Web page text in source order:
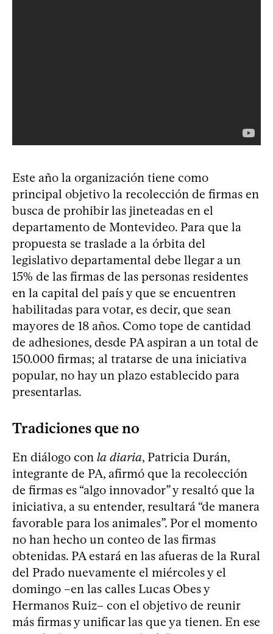
Este año la organización tiene como
principal objetivo la recolección de firmas en
busca de prohibir las jineteadas en el
departamento de Montevideo. Para que la
propuesta se traslade a la órbita del
legislativo departamental debe llegar a un
15% de las firmas de las personas residentes
en la capital del país y que se encuentren
habilitadas para votar, es decir, que sean
mayores de 18 años. Como tope de cantidad
de adhesiones, desde PA aspiran a un total de
150.000 firmas; al tratarse de una iniciativa
popular, no hay un plazo establecido para
presentarlas.
Tradiciones que no
En diálogo con la diaria, Patricia Durán,
integrante de PA, afirmó que la recolección
de firmas es “algo innovador” y resaltó que la
iniciativa, a su entender, resultará “de manera
favorable para los animales”. Por el momento
no han hecho un conteo de las firmas
obtenidas. PA estará en las afueras de la Rural
del Prado nuevamente el miércoles y el
domingo –en las calles Lucas Obes y
Hermanos Ruiz– con el objetivo de reunir
más firmas y unificar las que ya tienen. En ese